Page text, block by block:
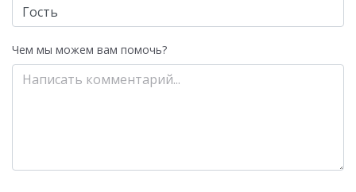
Чем мы можем вам помочь?